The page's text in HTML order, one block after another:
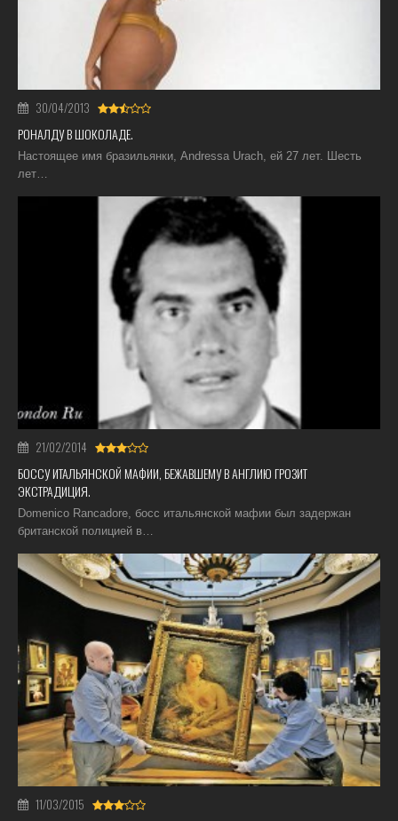
30/04/2013
РОНАЛДУ В ШОКОЛАДЕ.
Настоящее имя бразильянки, Andressa Urach, ей 27 лет. Шесть
лет…
21/02/2014
БОССУ ИТАЛЬЯНСКОЙ МАФИИ, БЕЖАВШЕМУ В АНГЛИЮ ГРОЗИТ
ЭКСТРАДИЦИЯ.
Domenico Rancadore, босс итальянской мафии был задержан
британской полицией в…
11/03/2015